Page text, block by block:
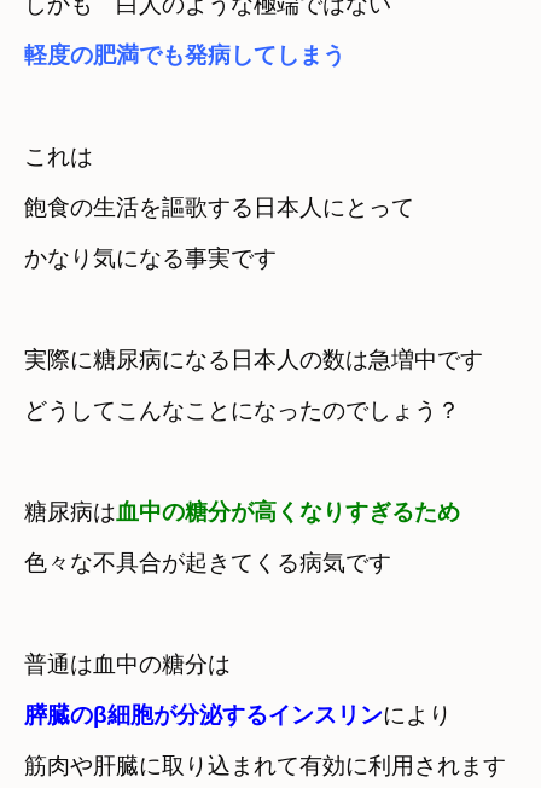
軽度の肥満でも発病してしまう
これは
飽食の生活を謳歌する日本人にとって
実際に糖尿病になる日本人の数は急増中です
どうしてこんなことになったのでしょう？
糖尿病は血中の糖分が高くなりすぎるため
色々な不具合が起きてくる病気です
膵臓のβ細胞が分泌するインスリンにより
筋肉や肝臓に取り込まれて有効に利用されます